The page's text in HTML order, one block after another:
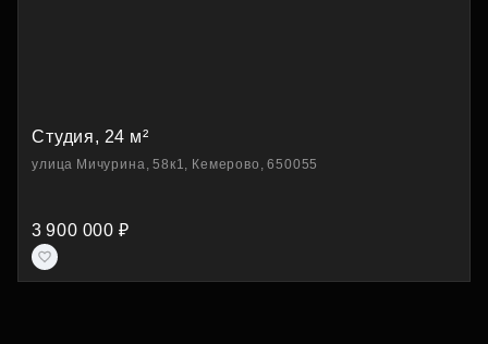
Студия, 24 м²
улица Мичурина, 58к1, Кемерово, 650055
3 900 000 ₽